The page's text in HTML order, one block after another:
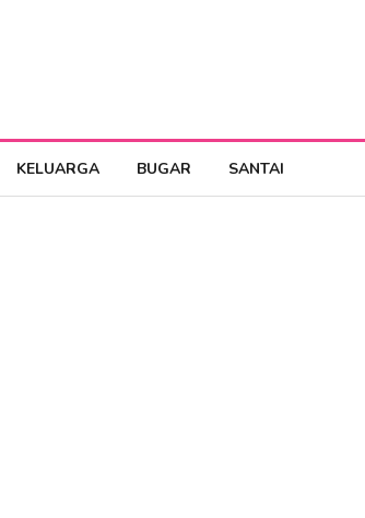
KELUARGA BUGAR SANTAI